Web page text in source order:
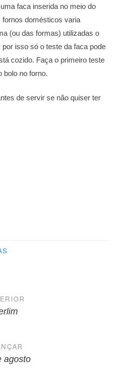
faca inserida no meio do
fornos domésticos varia
(ou das formas) utilizadas o
isso só o teste da faca pode
cozido. Faça o primeiro teste
bolo no forno.
de servir se não quiser ter
agosto